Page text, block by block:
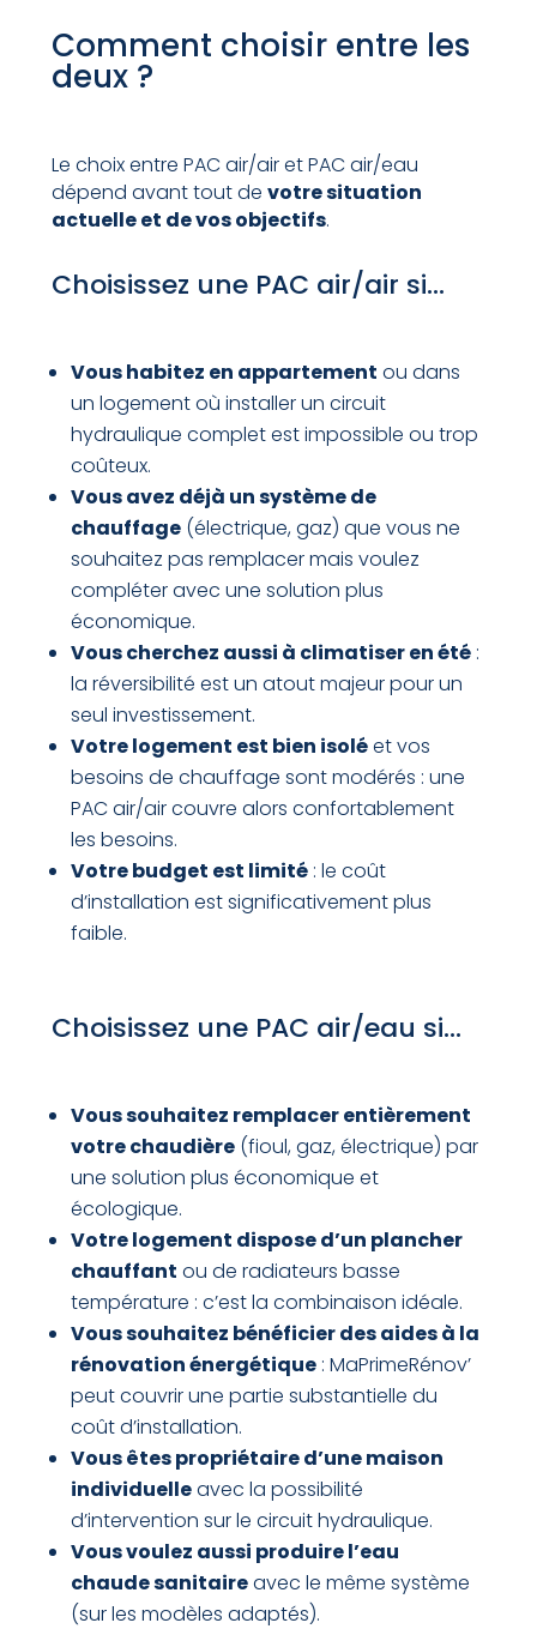
Comment choisir entre les
deux ?
Le choix entre PAC air/air et PAC air/eau
dépend avant tout de votre situation
actuelle et de vos objectifs.
Choisissez une PAC air/air si…
Vous habitez en appartement ou dans
un logement où installer un circuit
hydraulique complet est impossible ou trop
coûteux.
Vous avez déjà un système de
chauffage(électrique, gaz) que vous ne
souhaitez pas remplacer mais voulez
compléter avec une solution plus
économique.
Vous cherchez aussi à climatiser en été:
la réversibilité est un atout majeur pour un
seul investissement.
Votre logement est bien isoléet vos
besoins de chauffage sont modérés : une
PAC air/air couvre alors confortablement
les besoins.
Votre budget est limité: le coût
d’installation est significativement plus
faible.
Choisissez une PAC air/eau si…
Vous souhaitez remplacer entièrement
votre chaudière(fioul, gaz, électrique) par
une solution plus économique et
écologique.
Votre logement dispose d’un plancher
chauffant ou de radiateurs basse
température : c’est la combinaison idéale.
Vous souhaitez bénéficier des aides à la
rénovation énergétique: MaPrimeRénov’
peut couvrir une partie substantielle du
coût d’installation.
Vous êtes propriétaire d’une maison
individuelleavec la possibilité
d’intervention sur le circuit hydraulique.
Vous voulez aussi produire l’eau
chaude sanitaireavec le même système
(sur les modèles adaptés).